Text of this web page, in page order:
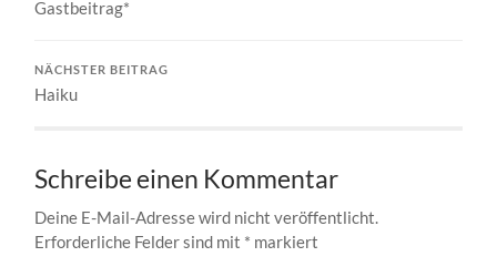
Gastbeitrag*
NÄCHSTER BEITRAG
Haiku
Schreibe einen Kommentar
Deine E-Mail-Adresse wird nicht veröffentlicht.
Erforderliche Felder sind mit * markiert